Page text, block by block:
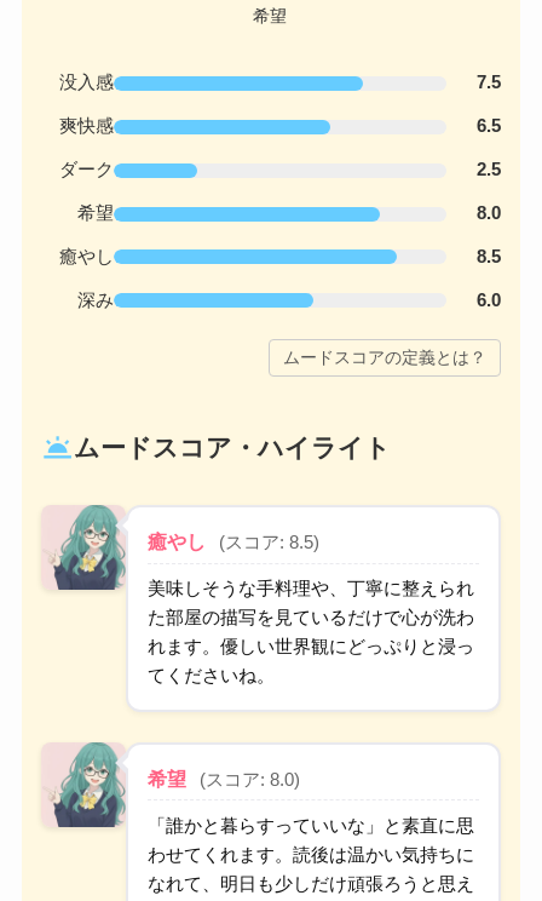
没入感 7.5
爽快感 6.5
ダーク 2.5
希望 8.0
癒やし 8.5
深み 6.0
ムードスコアの定義とは？
wb_twilightムードスコア・ハイライト
癒やし (スコア: 8.5)
美味しそうな手料理や、丁寧に整えられ
た部屋の描写を見ているだけで心が洗わ
れます。優しい世界観にどっぷりと浸っ
てくださいね。
希望 (スコア: 8.0)
「誰かと暮らすっていいな」と素直に思
わせてくれます。読後は温かい気持ちに
なれて、明日も少しだけ頑張ろうと思え